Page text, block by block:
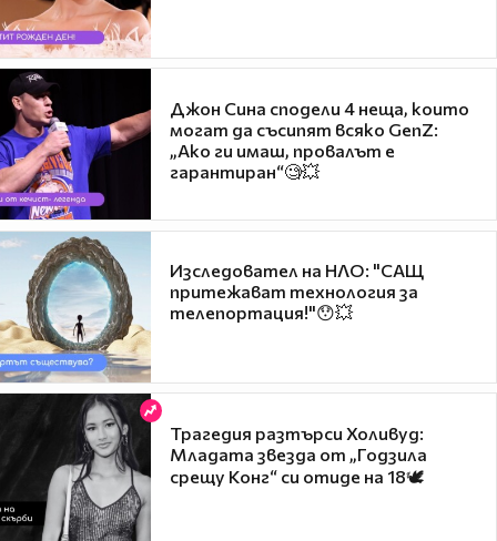
Джон Сина сподели 4 неща, които
могат да съсипят всяко GenZ:
„Ако ги имаш, провалът е
гарантиран“🧐💥
Изследовател на НЛО: "САЩ
притежават технология за
телепортация!"😯💥
Трагедия разтърси Холивуд:
Младата звезда от „Годзила
срещу Конг“ си отиде на 18🕊️